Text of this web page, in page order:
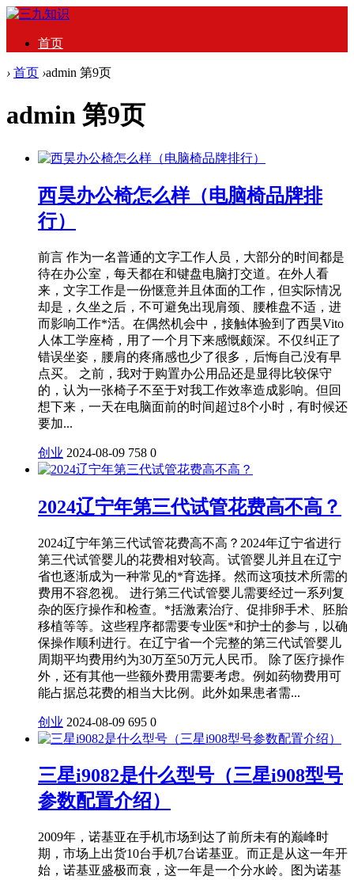
首页
› 首页 ›admin 第9页
admin 第9页
西昊办公椅怎么样（电脑椅品牌排
行）
前言 作为一名普通的文字工作人员，大部分的时间都是
待在办公室，每天都在和键盘电脑打交道。在外人看
来，文字工作是一份惬意并且体面的工作，但实际情况
却是，久坐之后，不可避免出现肩颈、腰椎盘不适，进
而影响工作*活。在偶然机会中，接触体验到了西昊Vito
人体工学座椅，用了一个月下来感慨颇深。不仅纠正了
错误坐姿，腰肩的疼痛感也少了很多，后悔自己没有早
点买。 之前，我对于购置办公用品还是显得比较保守
的，认为一张椅子不至于对我工作效率造成影响。但回
想下来，一天在电脑面前的时间超过8个小时，有时候还
要加...
创业 2024-08-09 758 0
2024辽宁年第三代试管花费高不高？
2024辽宁年第三代试管花费高不高？2024年辽宁省进行
第三代试管婴儿的花费相对较高。试管婴儿并且在辽宁
省也逐渐成为一种常见的*育选择。然而这项技术所需的
费用不容忽视。 进行第三代试管婴儿需要经过一系列复
杂的医疗操作和检查。*括激素治疗、促排卵手术、胚胎
移植等等。这些程序都需要专业医*和护士的参与，以确
保操作顺利进行。在辽宁省一个完整的第三代试管婴儿
周期平均费用约为30万至50万元人民币。 除了医疗操作
外，还有其他一些额外费用需要考虑。例如药物费用可
能占据总花费的相当大比例。此外如果患者需...
创业 2024-08-09 695 0
三星i9082是什么型号（三星i908型号
参数配置介绍）
2009年，诺基亚在手机市场到达了前所未有的巅峰时
期，市场上出货10台手机7台诺基亚。而正是从这一年开
始，诺基亚盛极而衰，这一年是一个分水岭。图为诺基